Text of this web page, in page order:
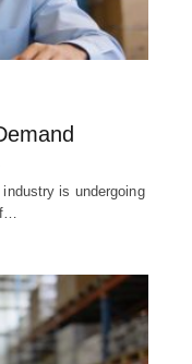
is undergoing